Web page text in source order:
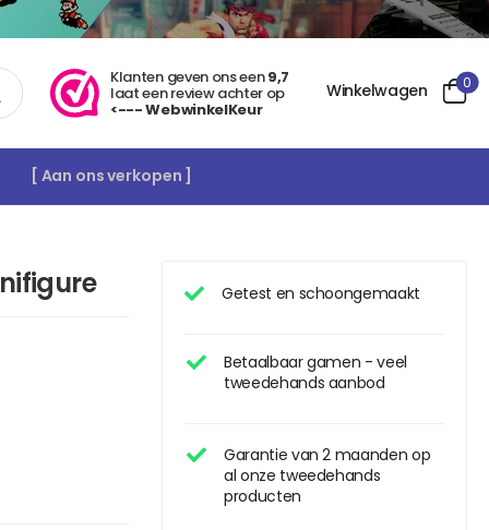
Klanten geven ons een9,7
laat een review achter op
<--- WebwinkelKeur
Winkelwagen 0
[ Aan ons verkopen ]
Getest en schoongemaakt
Betaalbaar gamen - veel
tweedehands aanbod
Garantie van 2 maanden op
al onze tweedehands
producten